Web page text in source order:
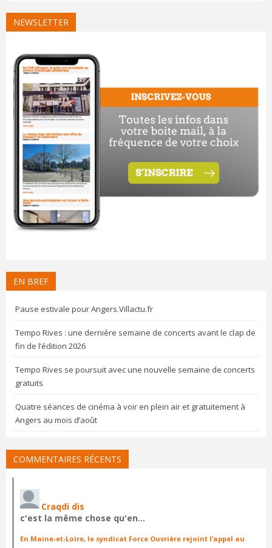
NEWSLETTER
EN BREF
Pause estivale pour Angers.Villactu.fr
Tempo Rives : une dernière semaine de concerts avant le clap de
fin de l’édition 2026
Tempo Rives se poursuit avec une nouvelle semaine de concerts
gratuits
Quatre séances de cinéma à voir en plein air et gratuitement à
Angers au mois d’août
COMMENTAIRES RÉCENTS
Craqdi dis
c'est la même chose qu'en…
En Maine-et-Loire, le syndicat Force Ouvrière rejoint l’appel au